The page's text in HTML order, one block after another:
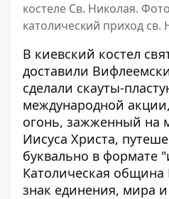
костеле Св. Николая.
католический приход св.
В киевский костел
доставили
сделали скауты-
международной
огонь, зажженный на
Иисуса Христа,
буквально в формате
Католическая община
знак единения, мира